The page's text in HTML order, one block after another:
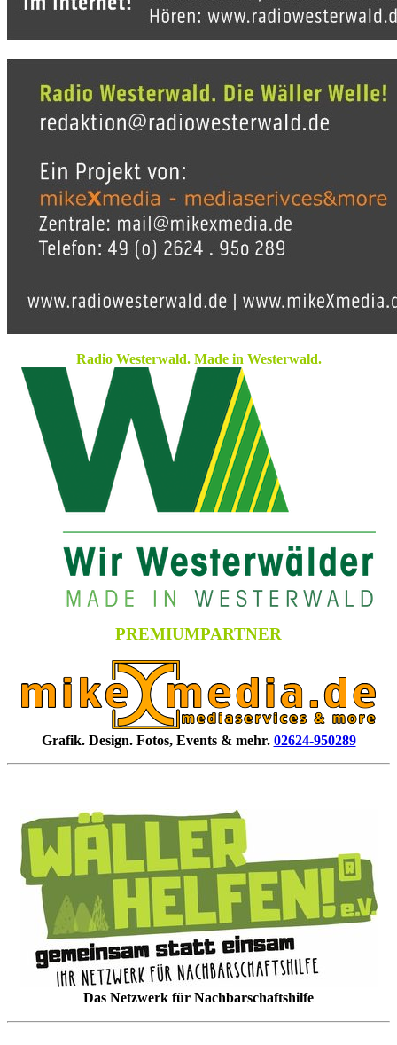
Radio Westerwald. Made in Westerwald.
PREMIUMPARTNER
Grafik. Design. Fotos, Events & mehr. 02624-950289
Das Netzwerk für Nachbarschaftshilfe